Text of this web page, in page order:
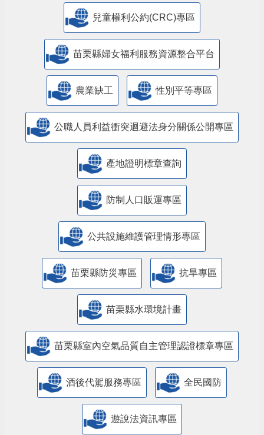
兒童權利公約(CRC)專區
苗栗縣婦女福利服務資源整合平台
農業缺工 性別平等專區
公職人員利益衝突迴避法身分關係公開專區
產地證明標章查詢
防制人口販運專區
​公共設施維護管理情形專區
苗栗縣防災專區 抗旱專區
苗栗縣水環境計畫
苗栗縣室內空氣品質自主管理認證標章專區
酒後代駕服務專區 全民國防
遊說法資訊專區